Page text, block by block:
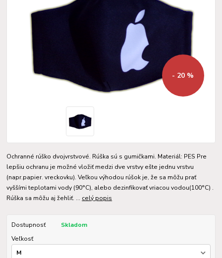
- 20 %
Ochranné rúško dvojvrstvové. Rúška sú s gumičkami. Materiál: PES Pre
lepšiu ochranu je možné vložiť medzi dve vrstvy ešte jednu vrstvu
(napr.papier. vreckovku). Veľkou výhodou rúšok je, že sa môžu prať
vyššími teplotami vody (90°C), alebo dezinfikovať vriacou vodou(100°C) .
Rúška sa môžu aj žehliť. ... celý popis
Dostupnosť
Skladom
Veľkosť